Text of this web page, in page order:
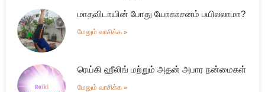
மாதவிடாயின் போது யோகாசனம் பயிலலாமா?
மேலும் வாசிக்க »
ரெய்கி ஹீலிங் மற்றும் அதன் அபார நன்மைகள்
மேலும் வாசிக்க »